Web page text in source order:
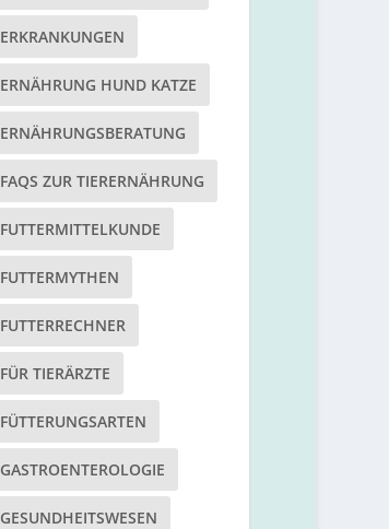
ERKRANKUNGEN
ERNÄHRUNG HUND KATZE
ERNÄHRUNGSBERATUNG
FAQS ZUR TIERERNÄHRUNG
FUTTERMITTELKUNDE
FUTTERMYTHEN
FUTTERRECHNER
FÜR TIERÄRZTE
FÜTTERUNGSARTEN
GASTROENTEROLOGIE
GESUNDHEITSWESEN